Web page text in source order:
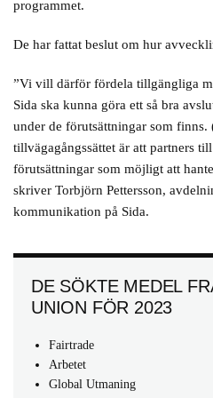
programmet.
De har fattat beslut om hur
”Vi vill därför fördela tillgängliga
Sida ska kunna göra ett så bra
under de förutsättningar som
tillvägagångssättet är att partners
förutsättningar som möjligt att
skriver Torbjörn Pettersson,
kommunikation på Sida.
DE SÖKTE MEDEL
UNION FÖR 2023
Fairtrade
Arbetet
Global Utmaning